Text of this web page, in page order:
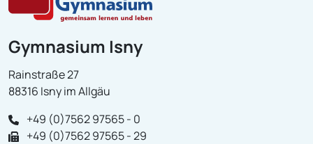
Gymnasium Isny
Rainstraße 27
88316 Isny im Allgäu
+49 (0)7562 97565 - 0
+49 (0)7562 97565 - 29